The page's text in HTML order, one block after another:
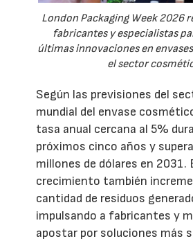
London Packaging Week 2026
fabricantes y especialistas
últimas innovaciones en
el sector
Según las previsiones del
mundial del envase
tasa anual cercana al 5%
próximos cinco años y
millones de dólares en 2031.
crecimiento también
cantidad de residuos
impulsando a fabricantes y
apostar por soluciones más